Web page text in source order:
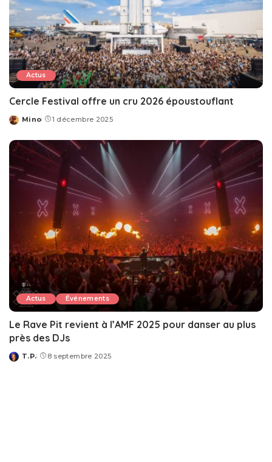
Actus
Cercle Festival offre un cru 2026 époustouflant
Posted
Mino 1 décembre 2025
Actus Événements
Le Rave Pit revient à l’AMF 2025 pour danser au plus
près des DJs
Posted
T.P. 8 septembre 2025